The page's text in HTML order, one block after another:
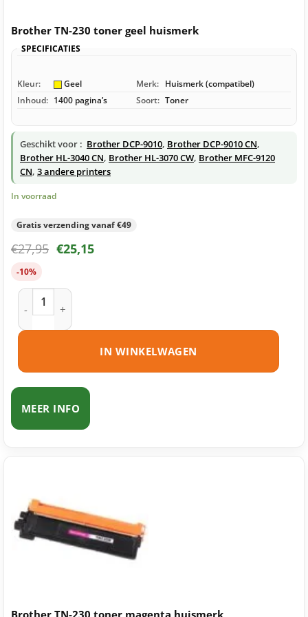
Brother TN-230 toner geel huismerk
SPECIFICATIES
Kleur: Geel Merk: Huismerk (compatibel)
Inhoud: 1400 pagina’s Soort: Toner
Geschikt voor : Brother DCP-9010, Brother DCP-9010 CN,
Brother HL-3040 CN, Brother HL-3070 CW, Brother MFC-9120
CN, 3 andere printers
In voorraad
Gratis verzending vanaf €49
€27,95 €25,15
-10%
Brother TN-230 toner geel huismerk aantal
IN WINKELWAGEN
MEER INFO